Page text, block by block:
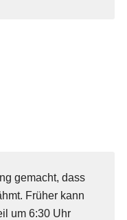
gemacht, dass
Früher kann
um 6:30 Uhr